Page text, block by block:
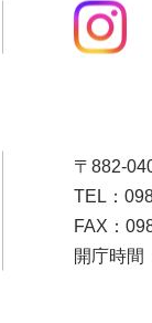
〒882-
TEL：
FAX：
開庁時